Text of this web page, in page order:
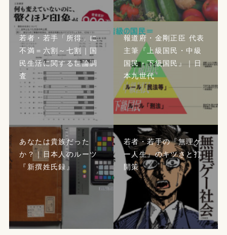
若者・若手「所得」に
不満＝六割～七割｜国
民生活に関する世論調
査
報道府・金剛正臣 代表
主筆『上級国民・中級
国民・下級国民』｜日
本九世代
あなたは貴族だった
か？｜日本人のルーツ
『新撰姓氏録』
若者・若手の『無理ゲ
ー人生』のキツさと打
開策